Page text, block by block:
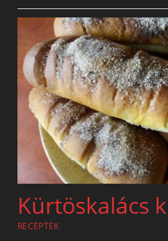
Kürtöskalács
RECEPTEK